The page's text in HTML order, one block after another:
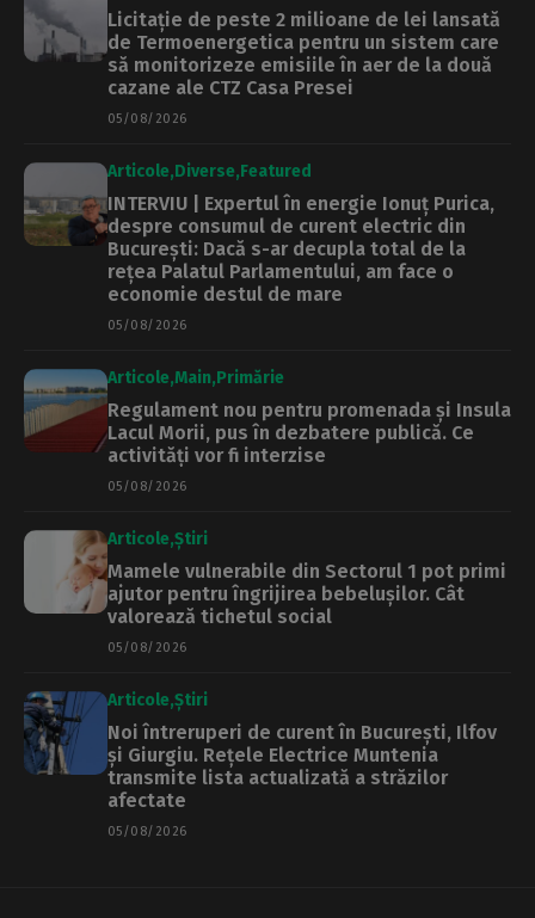
Licitație de peste 2 milioane de lei lansată
de Termoenergetica pentru un sistem care
să monitorizeze emisiile în aer de la două
cazane ale CTZ Casa Presei
05/08/2026
Articole Diverse Featured
INTERVIU | Expertul în energie Ionuț Purica,
despre consumul de curent electric din
București: Dacă s-ar decupla total de la
rețea Palatul Parlamentului, am face o
economie destul de mare
05/08/2026
Articole Main Primărie
Regulament nou pentru promenada și Insula
Lacul Morii, pus în dezbatere publică. Ce
activități vor fi interzise
05/08/2026
Articole Știri
Mamele vulnerabile din Sectorul 1 pot primi
ajutor pentru îngrijirea bebelușilor. Cât
valorează tichetul social
05/08/2026
Articole Știri
Noi întreruperi de curent în București, Ilfov
și Giurgiu. Rețele Electrice Muntenia
transmite lista actualizată a străzilor
afectate
05/08/2026